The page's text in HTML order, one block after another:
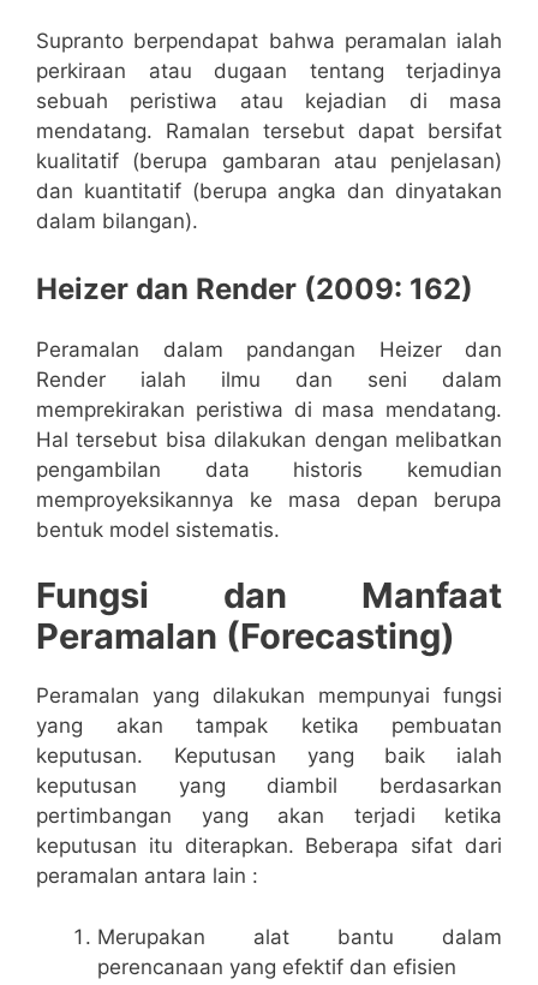
Supranto berpendapat bahwa peramalan ialah
perkiraan atau dugaan tentang terjadinya
sebuah peristiwa atau kejadian di masa
mendatang. Ramalan tersebut dapat bersifat
kualitatif (berupa gambaran atau penjelasan)
dan kuantitatif (berupa angka dan dinyatakan
dalam bilangan).
Heizer dan Render (2009: 162)
Peramalan dalam pandangan Heizer dan
Render ialah ilmu dan seni dalam
memprekirakan peristiwa di masa mendatang.
Hal tersebut bisa dilakukan dengan melibatkan
pengambilan data historis kemudian
memproyeksikannya ke masa depan berupa
bentuk model sistematis.
Fungsi dan Manfaat
Peramalan (Forecasting)
Peramalan yang dilakukan mempunyai fungsi
yang akan tampak ketika pembuatan
keputusan. Keputusan yang baik ialah
keputusan yang diambil berdasarkan
pertimbangan yang akan terjadi ketika
keputusan itu diterapkan. Beberapa sifat dari
peramalan antara lain :
Merupakan alat bantu dalam
perencanaan yang efektif dan efisien